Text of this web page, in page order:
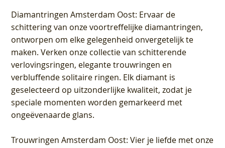
Diamantringen Amsterdam Oost: Ervaar de
schittering van onze voortreffelijke diamantringen,
ontworpen om elke gelegenheid onvergetelijk te
maken. Verken onze collectie van schitterende
verlovingsringen, elegante trouwringen en
verbluffende solitaire ringen. Elk diamant is
geselecteerd op uitzonderlijke kwaliteit, zodat je
speciale momenten worden gemarkeerd met
ongeëvenaarde glans.
Trouwringen Amsterdam Oost: Vier je liefde met onze